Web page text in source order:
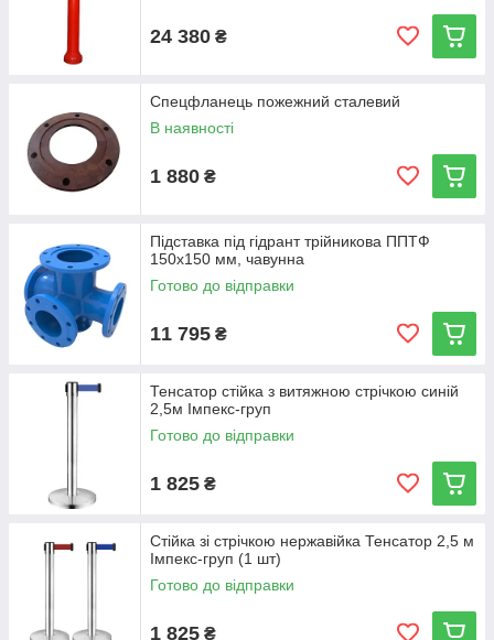
24 380 ₴
Спецфланець пожежний сталевий
В наявності
1 880 ₴
Підставка під гідрант трійникова ППТФ
150х150 мм, чавунна
Готово до відправки
11 795 ₴
Тенсатор стійка з витяжною стрічкою синій
2,5м Імпекс-груп
Готово до відправки
1 825 ₴
Стійка зі стрічкою нержавійка Тенсатор 2,5 м
Імпекс-груп (1 шт)
Готово до відправки
1 825 ₴